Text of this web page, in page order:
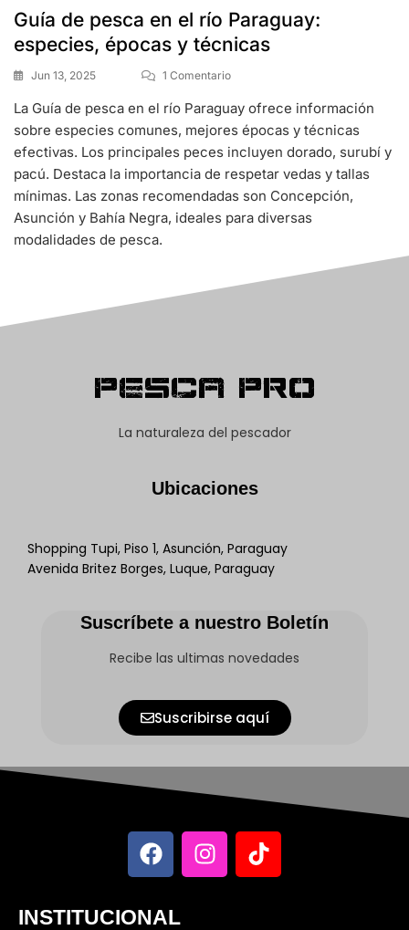
Guía de pesca en el río Paraguay:
especies, épocas y técnicas
Jun 13, 2025 1 Comentario
La Guía de pesca en el río Paraguay ofrece información
sobre especies comunes, mejores épocas y técnicas
efectivas. Los principales peces incluyen dorado, surubí y
pacú. Destaca la importancia de respetar vedas y tallas
mínimas. Las zonas recomendadas son Concepción,
Asunción y Bahía Negra, ideales para diversas
modalidades de pesca.
Pesca Pro
La naturaleza del pescador
Ubicaciones
Shopping Tupi, Piso 1, Asunción, Paraguay
Avenida Britez Borges, Luque, Paraguay
Suscríbete a nuestro Boletín
Recibe las ultimas novedades
Suscribirse aquí
INSTITUCIONAL